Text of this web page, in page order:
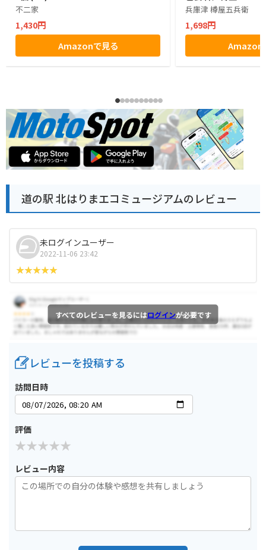
不二家
1,430円
Amazonで見る
兵庫津 樽屋五兵衛
1,698円
Amazon
道の駅 北はりまエコミュージアムのレビュー
未ログインユーザー
2022-11-06 23:42
すべてのレビューを見るにはログインが必要です
レビューを投稿する
訪問日時
評価
レビュー内容